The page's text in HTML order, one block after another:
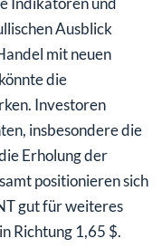
Ausblick
mit neuen
die
Investoren
insbesondere die
Erholung der
positionieren sich
gut für weiteres
Richtung 1,65 $.